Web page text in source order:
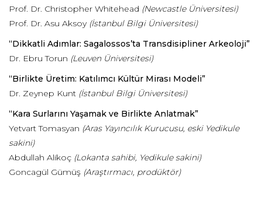
Prof. Dr. Christopher Whitehead (Newcastle Üniversitesi)
Prof. Dr. Asu Aksoy (İstanbul Bilgi Üniversitesi)
“Dikkatli Adımlar: Sagalossos’ta Transdisipliner Arkeoloji”
Dr. Ebru Torun (Leuven Üniversitesi)
“Birlikte Üretim: Katılımcı Kültür Mirası Modeli”
Dr. Zeynep Kunt (İstanbul Bilgi Üniversitesi)
“Kara Surlarını Yaşamak ve Birlikte Anlatmak”
Yetvart Tomasyan (Aras Yayıncılık Kurucusu, eski Yedikule
sakini)
Abdullah Alikoç (Lokanta sahibi, Yedikule sakini)
Goncagül Gümüş (Araştırmacı, prodüktör)